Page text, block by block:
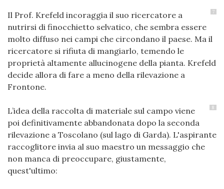
7
Il Prof. Krefeld incoraggia il suo ricercatore a
nutrirsi di finocchietto selvatico, che sembra essere
molto diffuso nei campi che circondano il paese. Ma il
ricercatore si rifiuta di mangiarlo, temendo le
proprietà altamente allucinogene della pianta. Krefeld
decide allora di fare a meno della rilevazione a
Frontone.
8
L’idea della raccolta di materiale sul campo viene
poi definitivamente abbandonata dopo la seconda
rilevazione a Toscolano (sul lago di Garda). L'aspirante
raccoglitore invia al suo maestro un messaggio che
non manca di preoccupare, giustamente,
quest'ultimo: